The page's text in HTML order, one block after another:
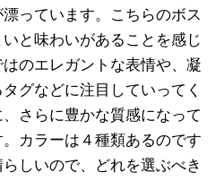
っています。こちらのボス
いと味わいがあることを感じ
のエレガントな表情や、凝
グなどに注目していってく
さらに豊かな質感になって
カラーは４種類あるのです
しいので、どれを選ぶべき